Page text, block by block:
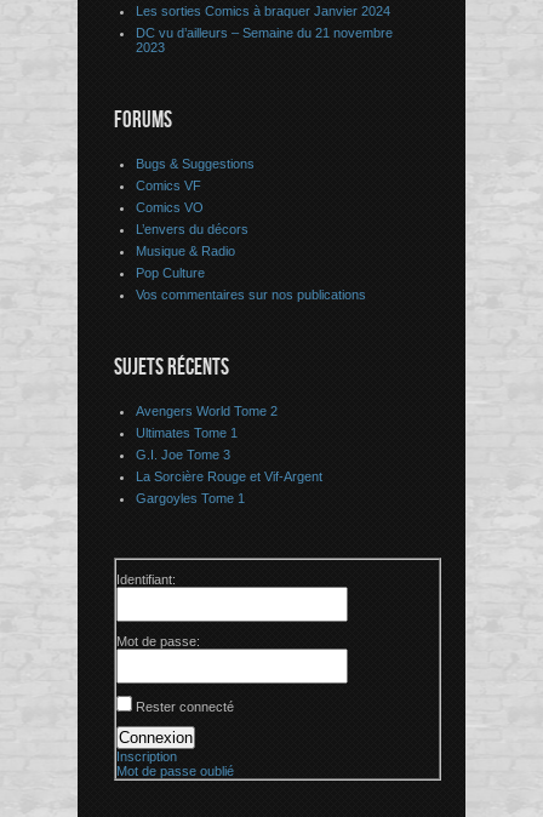
Les sorties Comics à braquer Janvier 2024
DC vu d’ailleurs – Semaine du 21 novembre
2023
FORUMS
Bugs & Suggestions
Comics VF
Comics VO
L’envers du décors
Musique & Radio
Pop Culture
Vos commentaires sur nos publications
SUJETS RÉCENTS
Avengers World Tome 2
Ultimates Tome 1
G.I. Joe Tome 3
La Sorcière Rouge et Vif-Argent
Gargoyles Tome 1
Identifiant:
Mot de passe:
Rester connecté
Connexion
Inscription
Mot de passe oublié